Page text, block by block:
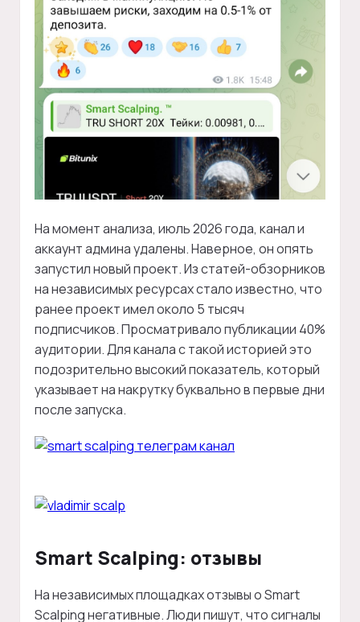
На момент анализа, июль 2026 года, канал и
аккаунт админа удалены. Наверное, он опять
запустил новый проект. Из статей-обзорников
на независимых ресурсах стало известно, что
ранее проект имел около 5 тысяч
подписчиков. Просматривало публикации 40%
аудитории. Для канала с такой историей это
подозрительно высокий показатель, который
указывает на накрутку буквально в первые дни
после запуска.
Smart Scalping: отзывы
На независимых площадках отзывы о Smart
Scalping негативные. Люди пишут, что сигналы